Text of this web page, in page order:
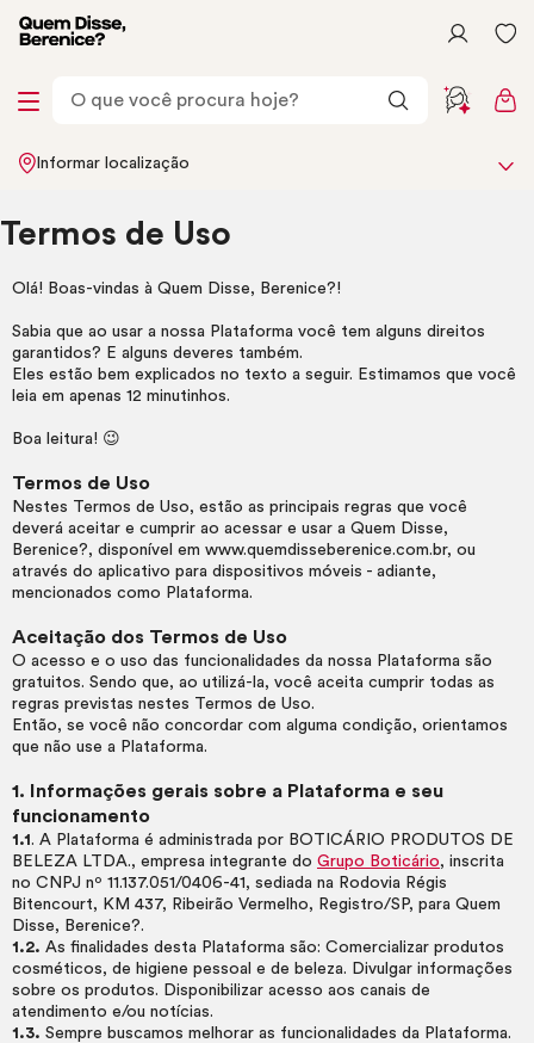
Informar localização
Termos de Uso
Olá! Boas-vindas à Quem Disse, Berenice?!
Sabia que ao usar a nossa Plataforma você tem alguns direitos
garantidos? E alguns deveres também.
Eles estão bem explicados no texto a seguir. Estimamos que você
leia em apenas 12 minutinhos.
Boa leitura! 😉
Termos de Uso
Nestes Termos de Uso, estão as principais regras que você
deverá aceitar e cumprir ao acessar e usar a Quem Disse,
Berenice?, disponível em www.quemdisseberenice.com.br, ou
através do aplicativo para dispositivos móveis - adiante,
mencionados como Plataforma.
Aceitação dos Termos de Uso
O acesso e o uso das funcionalidades da nossa Plataforma são
gratuitos. Sendo que, ao utilizá-la, você aceita cumprir todas as
regras previstas nestes Termos de Uso.
Então, se você não concordar com alguma condição, orientamos
que não use a Plataforma.
1. Informações gerais sobre a Plataforma e seu
funcionamento
1.1 . A Plataforma é administrada por BOTICÁRIO PRODUTOS DE
BELEZA LTDA., empresa integrante do Grupo Boticário, inscrita
no CNPJ nº 11.137.051/0406-41, sediada na Rodovia Régis
Bitencourt, KM 437, Ribeirão Vermelho, Registro/SP, para Quem
Disse, Berenice?.
1.2. As finalidades desta Plataforma são: Comercializar produtos
cosméticos, de higiene pessoal e de beleza. Divulgar informações
sobre os produtos. Disponibilizar acesso aos canais de
atendimento e/ou notícias.
1.3. Sempre buscamos melhorar as funcionalidades da Plataforma.